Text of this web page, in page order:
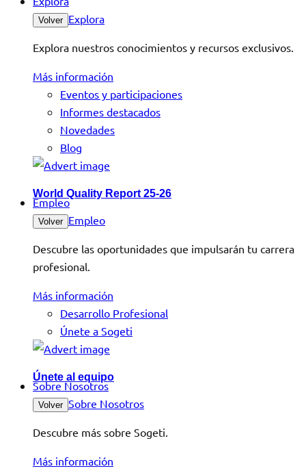
Volver Explora
Explora nuestros conocimientos y recursos exclusivos.
Más información
Eventos y participaciones
Informes destacados
Novedades
Blog
World Quality Report 25-26
Empleo
Volver Empleo
Descubre las oportunidades que impulsarán tu carrera
profesional.
Más información
Desarrollo Profesional
Únete a Sogeti
Únete al equipo
Sobre Nosotros
Volver Sobre Nosotros
Descubre más sobre Sogeti.
Más información